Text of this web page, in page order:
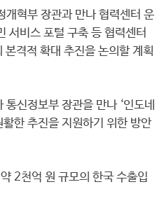
개혁부 장관과 만나 협력센터 운
서비스 포털 구축 등 협력센터
격적 확대 추진을 논의할 계획
신정보부 장관을 만나 ‘인도네
한 추진을 지원하기 위한 방안
2천억 원 규모의 한국 수출입